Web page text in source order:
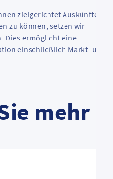
zielgerichtet Auskünfte
zu können, setzen wir
Dies ermöglicht eine
einschließlich Markt- und
mehr